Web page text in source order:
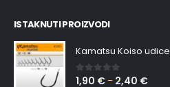
ISTAKNUTI PROIZVODI
Kamatsu Koiso udice
0 out of 5
1,90 € – 2,40 €